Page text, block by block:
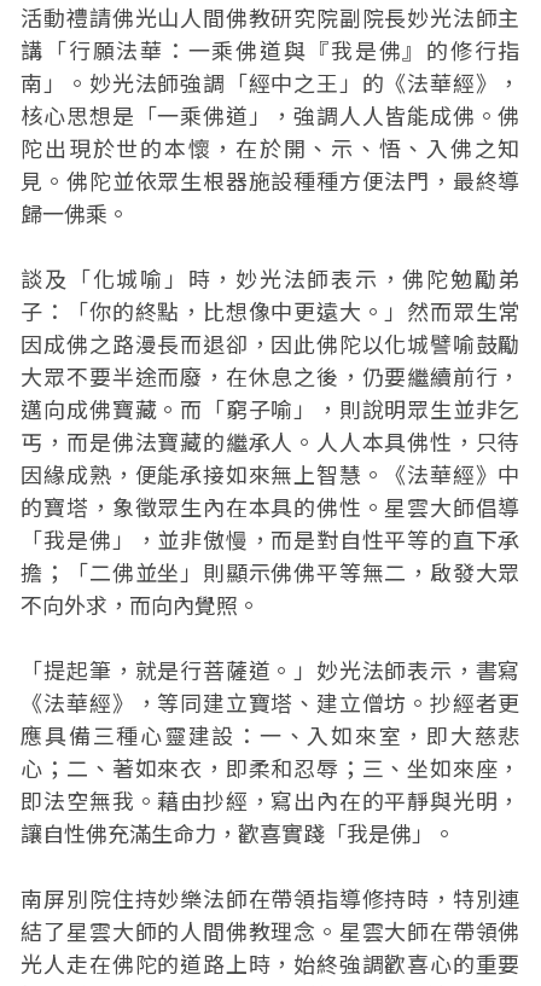
活動禮請佛光山人間佛教研究院副院長妙光法師主
講「行願法華：一乘佛道與『我是佛』的修行指
南」。妙光法師強調「經中之王」的《法華經》，
核心思想是「一乘佛道」，強調人人皆能成佛。佛
陀出現於世的本懷，在於開、示、悟、入佛之知
見。佛陀並依眾生根器施設種種方便法門，最終導
歸一佛乘。
談及「化城喻」時，妙光法師表示，佛陀勉勵弟
子：「你的終點，比想像中更遠大。」然而眾生常
因成佛之路漫長而退卻，因此佛陀以化城譬喻鼓勵
大眾不要半途而廢，在休息之後，仍要繼續前行，
邁向成佛寶藏。而「窮子喻」，則說明眾生並非乞
丐，而是佛法寶藏的繼承人。人人本具佛性，只待
因緣成熟，便能承接如來無上智慧。《法華經》中
的寶塔，象徵眾生內在本具的佛性。星雲大師倡導
「我是佛」，並非傲慢，而是對自性平等的直下承
擔；「二佛並坐」則顯示佛佛平等無二，啟發大眾
不向外求，而向內覺照。
「提起筆，就是行菩薩道。」妙光法師表示，書寫
《法華經》，等同建立寶塔、建立僧坊。抄經者更
應具備三種心靈建設：一、入如來室，即大慈悲
心；二、著如來衣，即柔和忍辱；三、坐如來座，
即法空無我。藉由抄經，寫出內在的平靜與光明，
讓自性佛充滿生命力，歡喜實踐「我是佛」。
南屏別院住持妙樂法師在帶領指導修持時，特別連
結了星雲大師的人間佛教理念。星雲大師在帶領佛
光人走在佛陀的道路上時，始終強調歡喜心的重要